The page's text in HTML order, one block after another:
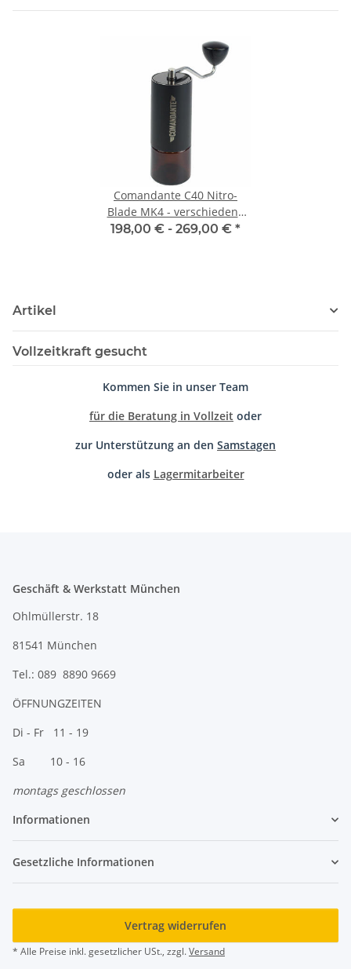
Comandante C40 Nitro-
Blade MK4 - verschiedene
Farben
198,00 € - 269,00 € *
Artikel
Vollzeitkraft gesucht
Kommen Sie in unser Team
für die Beratung in Vollzeit oder
zur Unterstützung an den Samstagen
oder als Lagermitarbeiter
Geschäft & Werkstatt München
Ohlmüllerstr. 18
81541 München
Tel.: 089 8890 9669
ÖFFNUNGZEITEN
Di - Fr 11 - 19
Sa 10 - 16
montags geschlossen
Informationen
Gesetzliche Informationen
Vertrag widerrufen
* Alle Preise inkl. gesetzlicher USt., zzgl.Versand